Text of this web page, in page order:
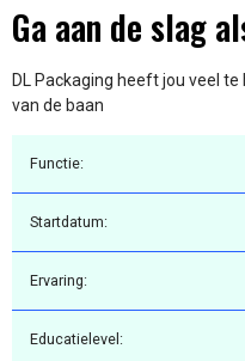
Ga aan de slag
DL Packaging heeft jou veel
van de baan
Functie:
Startdatum:
Ervaring:
Educatielevel: